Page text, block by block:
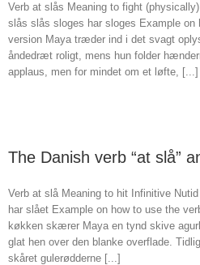
Verb at slås Meaning to fight
slås slås sloges har sloges Example on
version Maya træder ind i det svagt
åndedræt roligt, mens hun folder
applaus, men for mindet om et løfte, [...]
The Danish verb “at slå”
Verb at slå Meaning to hit Infinitive
har slået Example on how to use the
køkken skærer Maya en tynd skive
glat hen over den blanke overflade.
skåret gulerødderne [...]